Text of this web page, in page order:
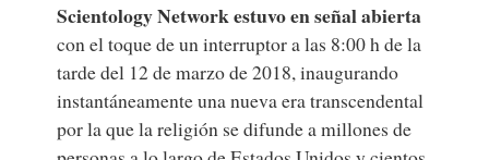
Scientology Network estuvo en señal abierta
con el toque de un interruptor a las 8:00 h de la
tarde del 12 de marzo de 2018, inaugurando
instantáneamente una nueva era transcendental
por la que la religión se difunde a millones de